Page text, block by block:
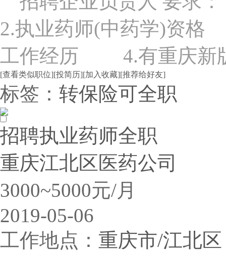
2.执业药师(中药学)资
工作经历 4.有重庆新
[查看类似职位][投简历][加入收藏][推荐给好友]
标签： 转保险可全职
招聘执业药师全职
重庆江北区医药公司
3000~5000元/月
2019-05-06
工作地点： 重庆市/江北区